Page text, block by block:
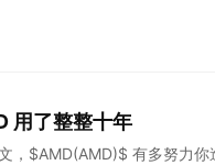
其他成员国保持一致的两
至2022年底的决定并没有必
·阿齐兹亲王表
用了整整十年
，$AMD(AMD)$ 有多努力